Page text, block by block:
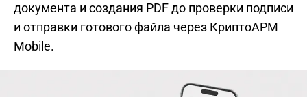
документа и создания PDF до проверки подписи
и отправки готового файла через КриптоАРМ
Mobile.